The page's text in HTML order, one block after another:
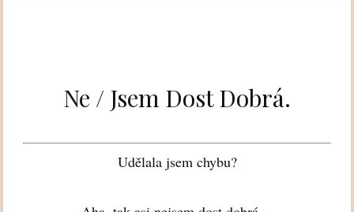
Ne / Jsem Dost Dobrá.
Udělala jsem chybu?